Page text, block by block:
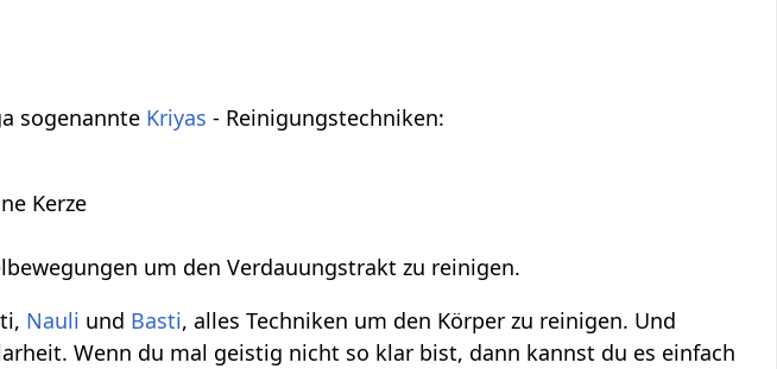
sogenannte Kriyas - Reinigungstechniken:
Kerze
um den Verdauungstrakt zu reinigen.
Nauli und Basti, alles Techniken um den Körper zu reinigen. Und
Wenn du mal geistig nicht so klar bist, dann kannst du es einfach